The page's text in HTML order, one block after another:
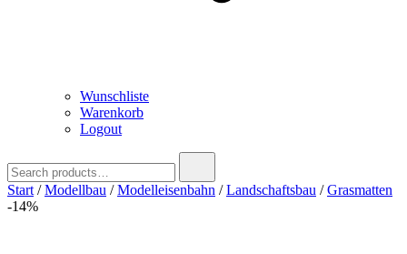
Wunschliste
Warenkorb
Logout
for:
Start /Modellbau /Modelleisenbahn /Landschaftsbau /Grasmatten
-14%